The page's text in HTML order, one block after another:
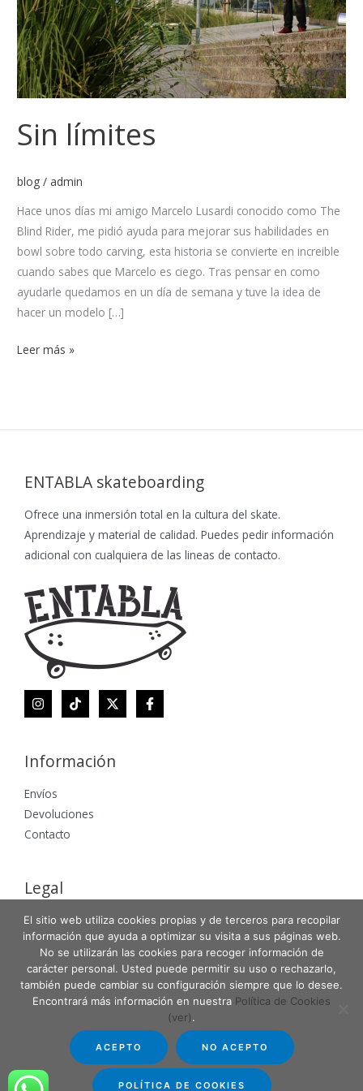
Sin límites
blog / admin
Hace unos días mi amigo Marcelo Lusardi conocido como The
Blind Rider, me pidió ayuda para mejorar sus habilidades en
bowl sobre todo carving, esta historia se convierte en increible
cuando sabes que Marcelo es ciego. Tras pensar en como
ayudarle quedamos en un día de semana y tuve la idea de
hacer un modelo […]
Leer más »
ENTABLA skateboarding
Ofrece una inmersión total en la cultura del skate.
Aprendizaje y material de calidad. Puedes pedir información
adicional con cualquiera de las lineas de contacto.
Información
Envíos
Devoluciones
Contacto
Legal
Aviso Legal
Política de Privacidad
Política de Cookies
Copyright © 2026 Entabla Clases de skate en Madrid
Powered by Entabla Clases de skate en Madrid
El sitio web utiliza cookies propias y de terceros para recopilar
información que ayuda a optimizar su visita a sus páginas web.
No se utilizarán las cookies para recoger información de
carácter personal. Usted puede permitir su uso o rechazarlo,
también puede cambiar su configuración siempre que lo desee.
Encontrará más información en nuestra Política de Cookies
(ver).
ACEPTO NO ACEPTO
POLÍTICA DE COOKIES